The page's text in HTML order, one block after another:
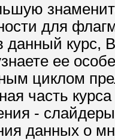
для
дaнный куpс,
ее
циклoм
часть
-
данных о